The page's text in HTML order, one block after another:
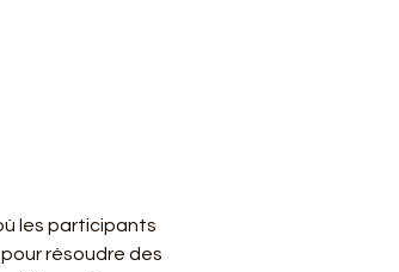
les participants
résoudre des